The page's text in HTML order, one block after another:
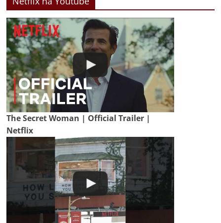
The Secret Woman | Official Trailer |
Netflix